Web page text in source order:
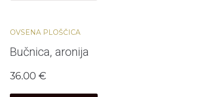
OVSENA PLOŠČICA
Bučnica, aronija
36.00 €